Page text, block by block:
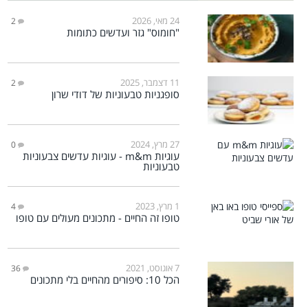
24 מאי, 2026 2
"חומוס" גזר ועדשים כתומות
11 דצמבר, 2025 2
סופגניות טבעוניות של דודי שרון
27 מרץ, 2024 0
עוגיות m&m - עוגיות עדשים צבעוניות
טבעוניות
1 מרץ, 2023 4
טופו זה החיים - מתכונים מעולים עם טופו
7 אוגוסט, 2021 36
הכל 10: סיפורים מהחיים בלי מתכונים